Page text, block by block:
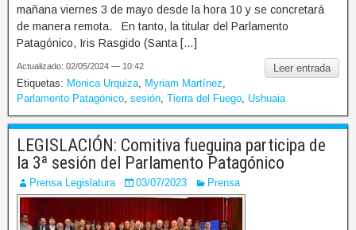
mañana viernes 3 de mayo desde la hora 10 y se concretará
de manera remota. En tanto, la titular del Parlamento
Patagónico, Iris Rasgido (Santa […]
Leer entrada
Actualizado: 02/05/2024 — 10:42
Etiquetas: Monica Urquiza Myriam Martínez
Parlamento Patagónico sesión Tierra del Fuego Ushuaia
LEGISLACIÓN: Comitiva fueguina participa de
la 3ª sesión del Parlamento Patagónico
Prensa Legislatura 03/07/2023 Prensa